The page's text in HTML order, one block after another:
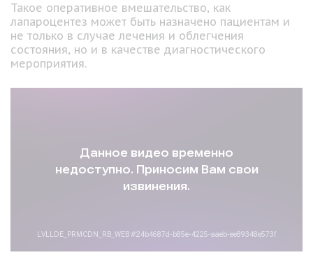
Такое оперативное вмешательство, как
лапароцентез может быть назначено пациентам и
не только в случае лечения и облегчения
состояния, но и в качестве диагностического
мероприятия.